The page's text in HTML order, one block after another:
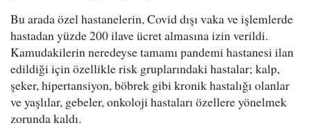
Bu arada özel hastanelerin, Covid dışı vaka ve işlemlerde
hastadan yüzde 200 ilave ücret almasına izin verildi.
Kamudakilerin neredeyse tamamı pandemi hastanesi ilan
edildiği için özellikle risk gruplarındaki hastalar; kalp,
şeker, hipertansiyon, böbrek gibi kronik hastalığı olanlar
ve yaşlılar, gebeler, onkoloji hastaları özellere yönelmek
zorunda kaldı.